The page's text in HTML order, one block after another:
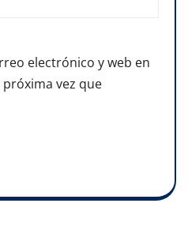
electrónico y web en
vez que